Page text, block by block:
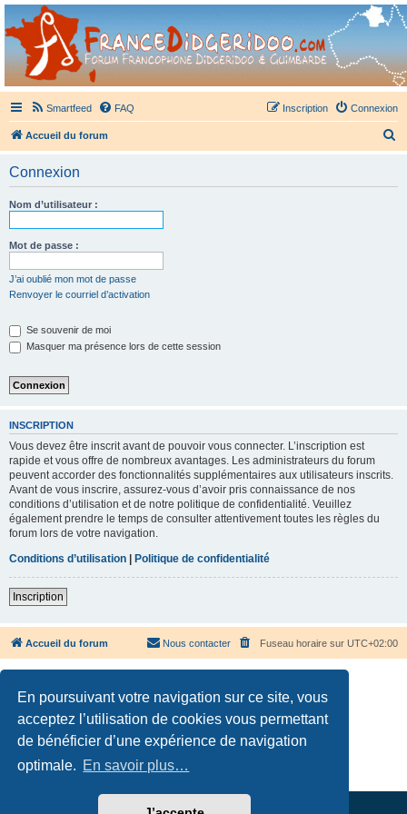
En poursuivant votre navigation sur ce site, vous
acceptez l’utilisation de cookies vous permettant
de bénéficier d’une expérience de navigation
optimale. En savoir plus…
France Didgeridoo
Didgeridoo et Guimbarde sur France Didgeridoo - retrouvez la communauté.
Smartfeed FAQ Connexion
Inscription
Accueil du forum
Connexion
Nom d’utilisateur :
Mot de passe :
J’ai oublié mon mot de passe
Renvoyer le courriel d’activation
Se souvenir de moi
Masquer ma présence lors de cette session
INSCRIPTION
Vous devez être inscrit avant de pouvoir vous connecter. L’inscription est
rapide et vous offre de nombreux avantages. Les administrateurs du forum
peuvent accorder des fonctionnalités supplémentaires aux utilisateurs inscrits.
Avant de vous inscrire, assurez-vous d’avoir pris connaissance de nos
conditions d’utilisation et de notre politique de confidentialité. Veuillez
également prendre le temps de consulter attentivement toutes les règles du
forum lors de votre navigation.
Conditions d’utilisation
Politique de confidentialité
Inscription
Accueil du forum Fuseau horaire sur UTC+02:00
Nous contacter
Développé parphpBB® Forum Software © phpBB Limited
Confidentialité